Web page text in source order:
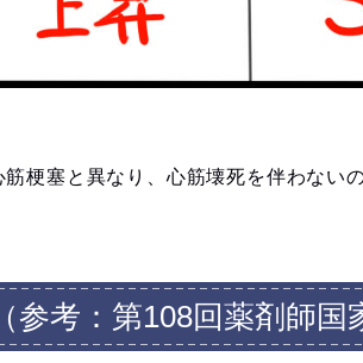
筋梗塞と異なり、 心筋壊死を伴わない
参考：第108回薬剤師国